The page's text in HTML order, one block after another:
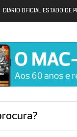
DIÁRIO OFICIAL ESTADO DE